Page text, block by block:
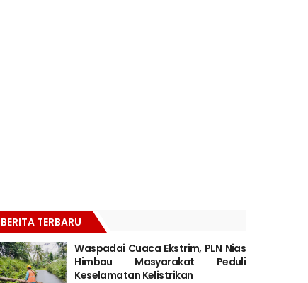
BERITA TERBARU
Waspadai Cuaca Ekstrim, PLN Nias
Himbau Masyarakat Peduli
Keselamatan Kelistrikan